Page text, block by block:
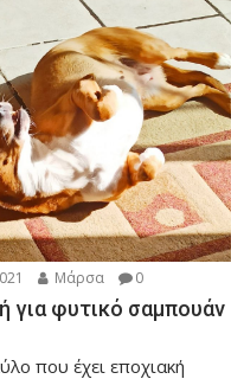
Μάρσα 0
για φυτικό σαμπουάν
που έχει εποχιακή